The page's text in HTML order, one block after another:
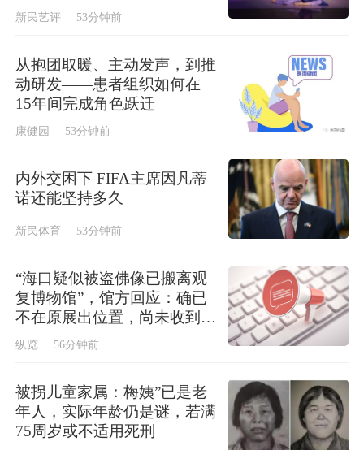
新民艺评 53分钟前
从抱团取暖、主动发声，到推
动研发——患者组织如何在
15年间完成角色跃迁
康健园 53分钟前
内外交困下 FIFA主席因凡蒂
诺还能坚持多久
新民体育 53分钟前
“海口疑似被盗佛像已搬离观
复博物馆”，馆方回应：确已
不在原展出位置，尚未收到文
物部门最终结论
纵览 56分钟前
被拐儿童家属：梅姨”已是老
年人，实际年龄仍是谜，若满
75周岁或不适用死刑